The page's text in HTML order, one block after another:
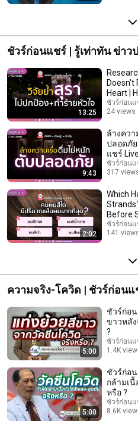
ชัวร์ก่อนแชร์ | รู้เท่าทัน ข่า
13:25
Heart |
Sharing
ชัวร์ก่อนแ
24 views
9:43
ล้างคว
ปลอดภัย
แชร์
ชัวร์ก่อนแ
317
2:02
Which
Before
ชัวร์ก่อนแ
141
ความจริง-โควิด | ชัวร์ก่อนแ
FACTSHEET
5:00
ชัวร์ก่อ
ขาวหลั
?
ชัวร์ก่อนแ
1.4K
5:00
ชัวร์ก่อ
กล้ามเนื้
หรือ ?
ชัวร์ก่อนแ
8.6K